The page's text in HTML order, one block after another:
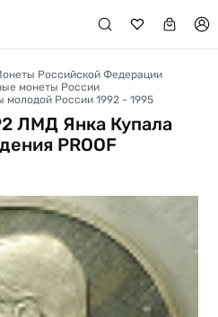
Российской Федерации
монеты России
России 1992 - 1995
ЛМД Янка Купала
PROOF